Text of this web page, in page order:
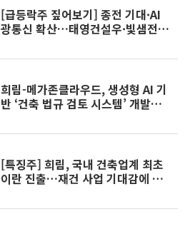
[급등락주 짚어보기] 종전 기대·AI
광통신 확산…태영건설우·빛샘전
희림-메가존클라우드, 생성형 AI 기
반 ‘건축 법규 검토 시스템’ 개발…
[특징주] 희림, 국내 건축업계 최초
이란 진출…재건 사업 기대감에 상